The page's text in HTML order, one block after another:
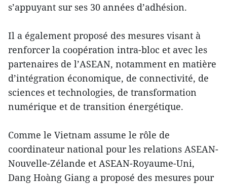
s’appuyant sur ses 30 années d’adhésion.
Il a également proposé des mesures visant à
renforcer la coopération intra-bloc et avec les
partenaires de l’ASEAN, notamment en matière
d’intégration économique, de connectivité, de
sciences et technologies, de transformation
numérique et de transition énergétique.
Comme le Vietnam assume le rôle de
coordinateur national pour les relations ASEAN-
Nouvelle-Zélande et ASEAN-Royaume-Uni,
Dang Hoàng Giang a proposé des mesures pour